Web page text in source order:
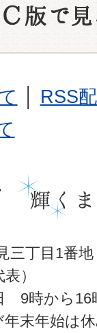
RSS
三丁目1番地
）
9時から16
年末年始は